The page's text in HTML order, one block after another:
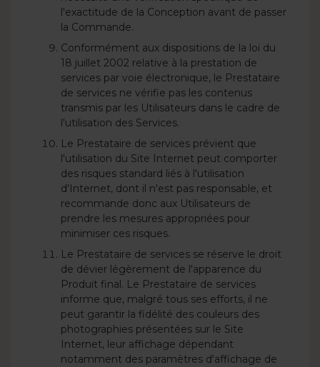
l'exactitude de la Conception avant de passer
la Commande.
Conformément aux dispositions de la loi du
18 juillet 2002 relative à la prestation de
services par voie électronique, le Prestataire
de services ne vérifie pas les contenus
transmis par les Utilisateurs dans le cadre de
l'utilisation des Services.
Le Prestataire de services prévient que
l'utilisation du Site Internet peut comporter
des risques standard liés à l'utilisation
d'Internet, dont il n'est pas responsable, et
recommande donc aux Utilisateurs de
prendre les mesures appropriées pour
minimiser ces risques.
Le Prestataire de services se réserve le droit
de dévier légèrement de l'apparence du
Produit final. Le Prestataire de services
informe que, malgré tous ses efforts, il ne
peut garantir la fidélité des couleurs des
photographies présentées sur le Site
Internet, leur affichage dépendant
notamment des paramètres d'affichage de